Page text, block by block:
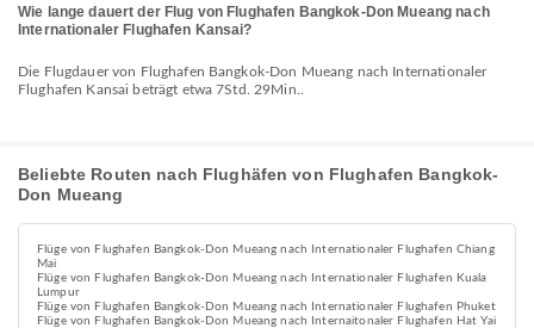
Wie lange dauert der Flug von Flughafen Bangkok-Don Mueang nach
Internationaler Flughafen Kansai?
Die Flugdauer von Flughafen Bangkok-Don Mueang nach Internationaler
Flughafen Kansai beträgt etwa 7Std. 29Min..
Beliebte Routen nach Flughäfen von Flughafen Bangkok-
Don Mueang
Flüge von Flughafen Bangkok-Don Mueang nach Internationaler Flughafen Chiang
Mai
Flüge von Flughafen Bangkok-Don Mueang nach Internationaler Flughafen Kuala
Lumpur
Flüge von Flughafen Bangkok-Don Mueang nach Internationaler Flughafen Phuket
Flüge von Flughafen Bangkok-Don Mueang nach Internaitonaler Flughafen Hat Yai